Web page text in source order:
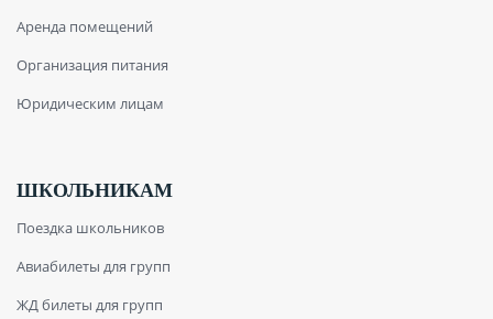
Аренда помещений
Организация питания
Юридическим лицам
ШКОЛЬНИКАМ
Поездка школьников
Авиабилеты для групп
ЖД билеты для групп